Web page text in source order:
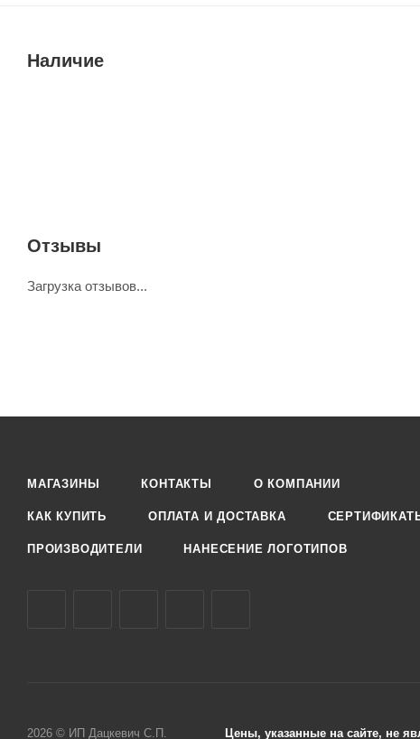
Наличие
Отзывы
Загрузка отзывов...
МАГАЗИНЫ КОНТАКТЫ О КОМПАНИИ
КАК КУПИТЬ ОПЛАТА И ДОСТАВКА
ПРОИЗВОДИТЕЛИ НАНЕСЕНИЕ ЛОГОТИПОВ
2026 © ИП Дацкевич С.П. Цены, указанные на сайте, не